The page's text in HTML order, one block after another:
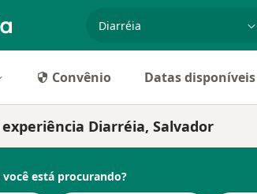
especialidade, doença ou
Convênio Datas disponíveis
Diarréia, Salvador
está procurando?